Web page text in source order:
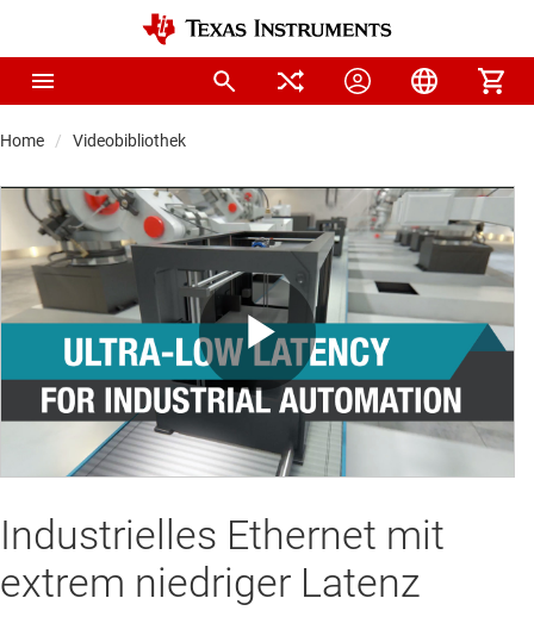
Home Videobibliothek
Play
Video
Industrielles Ethernet mit
extrem niedriger Latenz